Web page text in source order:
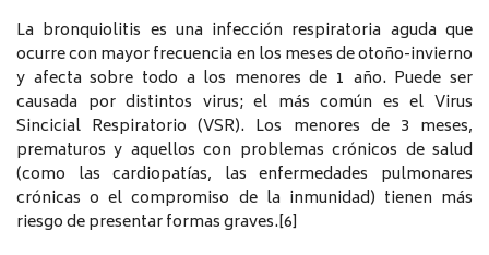
La bronquiolitis es una infección respiratoria aguda que
ocurre con mayor frecuencia en los meses de otoño-invierno
y afecta sobre todo a los menores de 1 año. Puede ser
causada por distintos virus; el más común es el Virus
Sincicial Respiratorio (VSR). Los menores de 3 meses,
prematuros y aquellos con problemas crónicos de salud
(como las cardiopatías, las enfermedades pulmonares
crónicas o el compromiso de la inmunidad) tienen más
riesgo de presentar formas graves.[6]